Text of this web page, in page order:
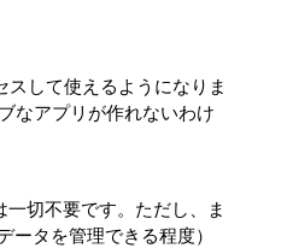
して使えるようになりま
なアプリが作れないわけ
切不要です。ただし、ま
タを管理できる程度）